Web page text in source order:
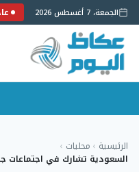
الجمعة، 7 أغسطس 2026
إلى
المحتوى
الرئيسية › محليات ›
السعودية تشارك في اجتماعات